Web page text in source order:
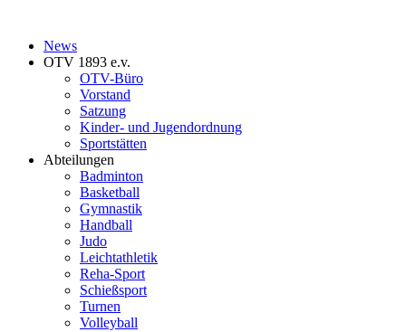
News
OTV 1893 e.v.
OTV-Büro
Vorstand
Satzung
Kinder- und Jugendordnung
Sportstätten
Abteilungen
Badminton
Basketball
Gymnastik
Handball
Judo
Leichtathletik
Reha-Sport
Schießsport
Turnen
Volleyball